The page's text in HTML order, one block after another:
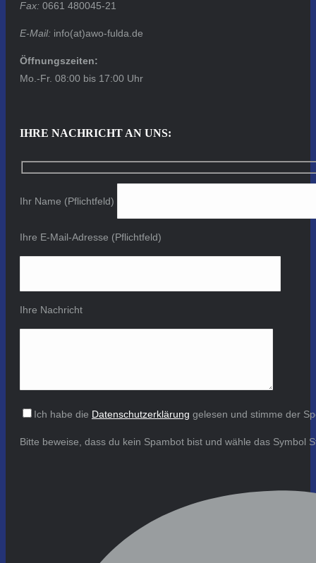
Fax: 0661 480045-21
E-Mail: info(at)awo-fulda.de
Öffnungszeiten:
Mo.-Fr. 08:00 bis 17:00 Uhr
IHRE NACHRICHT AN UNS:
Ihr Name (Pflichtfeld)
Ihre E-Mail-Adresse (Pflichtfeld)
Ihre Nachricht
Ich habe die Datenschutzerklärung gelesen und stimme der
Bitte beweise, dass du kein Spambot bist und wähle das Symbol